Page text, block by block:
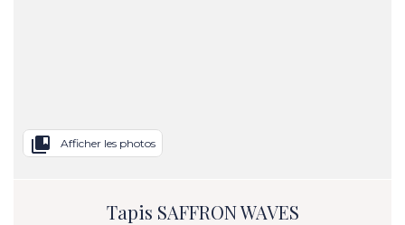
collections_bookmark Afficher les photos
Tapis SAFFRON WAVES